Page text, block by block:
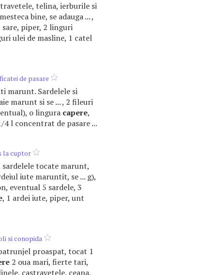
telina, ierburile si
bine, se adauga ... ,
piper, 2 linguri
ulei de masline, 1 catel
de pasare
marunt. Sardelele si
marunt si se ... , 2 fileuri
o lingura capere,
4 l concentrat de pasare ...
la cuptor
sardelele tocate marunt,
iute maruntit, se ... g),
eventual 5 sardele, 3
, 1 ardei iute, piper, unt
si conopida
proaspat, tocat 1
2 oua mari, fierte tari,
castravetele, ceapa,